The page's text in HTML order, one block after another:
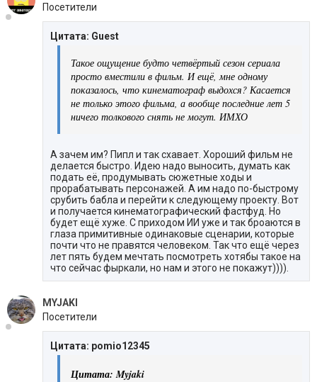
Посетители
Цитата: Guest
Такое ощущение будто четвёртый сезон сериала
просто вместили в фильм. И ещё, мне одному
показалось, что кинематограф выдохся? Касается
не только этого фильма, а вообще последние лет 5
ничего толкового снять не могут. ИМХО
А зачем им? Пипл и так схавает. Хороший фильм не
делается быстро. Идею надо выносить, думать как
подать её, продумывать сюжетные ходы и
прорабатывать персонажей. А им надо по-быстрому
срубить бабла и перейти к следующему проекту. Вот
и получается кинематографический фастфуд. Но
будет ещё хуже. С приходом ИИ уже и так броаются в
глаза примитивные одинаковые сценарии, которые
почти что не правятся человеком. Так что ещё через
лет пять будем мечтать посмотреть хотябы такое на
что сейчас фыркали, но нам и этого не покажут)))).
MYJAKI
Посетители
Цитата: pomio12345
Цитата: Myjaki